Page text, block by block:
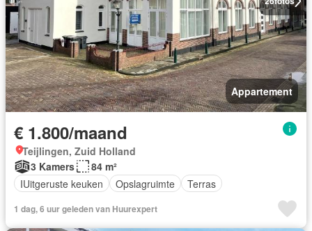
Appartement
€ 1.800/maand
Teijlingen, Zuid Holland
3 Kamers
84 m²
IUitgeruste keuken
Opslagruimte Terras
1 dag, 6 uur geleden van Huurexpert